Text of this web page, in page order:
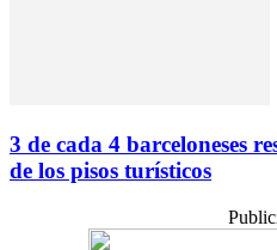
3 de cada 4 barceloneses
de los pisos turísticos